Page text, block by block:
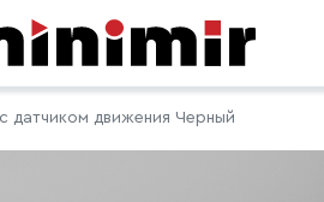
датчиком движения Черный